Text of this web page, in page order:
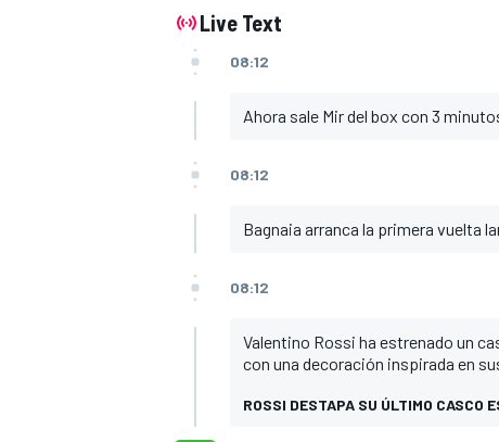
Live Text
08:12
Ahora sale Mir del box con 3
08:12
Bagnaia arranca la primera vuelta
08:12
Valentino Rossi ha estrenado un
con una decoración inspirada en
ROSSI DESTAPA SU ÚLTIMO CASCO